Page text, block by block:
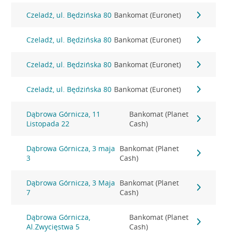
Czeladź, ul. Będzińska 80 Bankomat (Euronet)
Czeladź, ul. Będzińska 80 Bankomat (Euronet)
Czeladź, ul. Będzińska 80 Bankomat (Euronet)
Czeladź, ul. Będzińska 80 Bankomat (Euronet)
Dąbrowa Górnicza, 11
Listopada 22
Bankomat (Planet
Cash)
Dąbrowa Górnicza, 3 maja
3
Bankomat (Planet
Cash)
Dąbrowa Górnicza, 3 Maja
7
Bankomat (Planet
Cash)
Dąbrowa Górnicza,
Al.Zwycięstwa 5
Bankomat (Planet
Cash)